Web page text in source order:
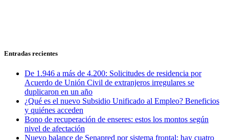
Entradas recientes
De 1.946 a más de 4.200: Solicitudes de residencia por
Acuerdo de Unión Civil de extranjeros irregulares se
duplicaron en un año
¿Qué es el nuevo Subsidio Unificado al Empleo? Beneficios
y quiénes acceden
Bono de recuperación de enseres: estos los montos según
nivel de afectación
Nuevo balance de Senapred por sistema frontal: hay cuatro